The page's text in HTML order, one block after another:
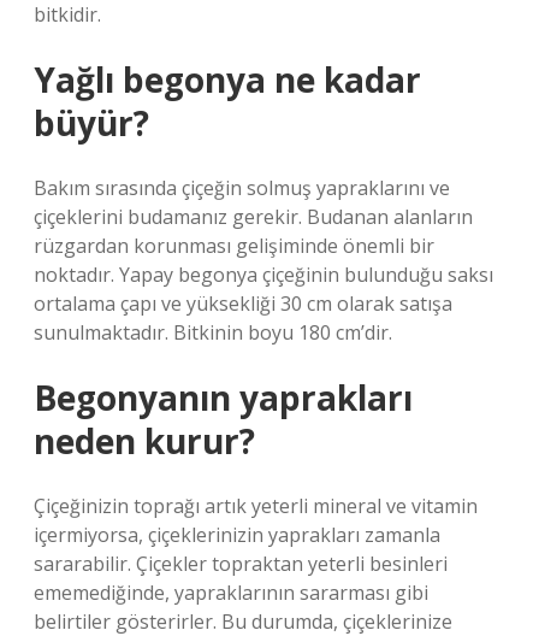
bitkidir.
Yağlı begonya ne kadar
büyür?
Bakım sırasında çiçeğin solmuş yapraklarını ve
çiçeklerini budamanız gerekir. Budanan alanların
rüzgardan korunması gelişiminde önemli bir
noktadır. Yapay begonya çiçeğinin bulunduğu saksı
ortalama çapı ve yüksekliği 30 cm olarak satışa
sunulmaktadır. Bitkinin boyu 180 cm’dir.
Begonyanın yaprakları
neden kurur?
Çiçeğinizin toprağı artık yeterli mineral ve vitamin
içermiyorsa, çiçeklerinizin yaprakları zamanla
sararabilir. Çiçekler topraktan yeterli besinleri
ememediğinde, yapraklarının sararması gibi
belirtiler gösterirler. Bu durumda, çiçeklerinize